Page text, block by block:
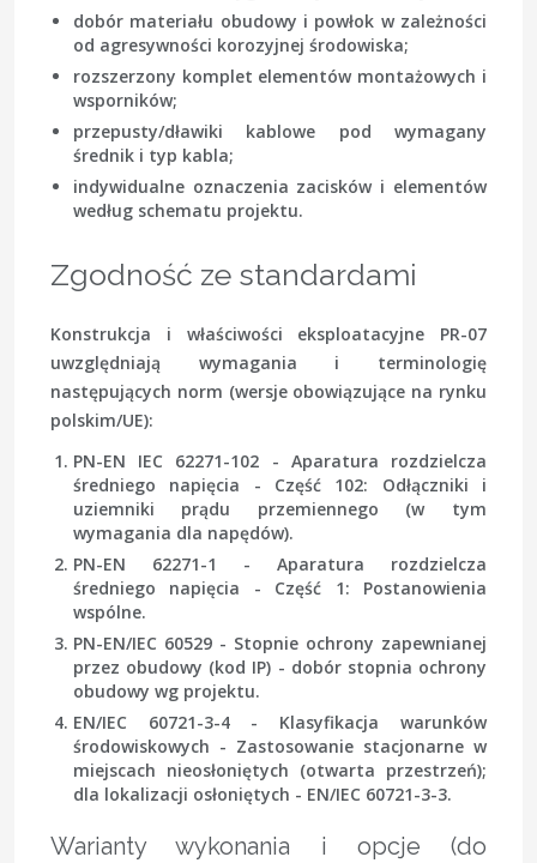
dobór materiału obudowy i powłok w zależności
od agresywności korozyjnej środowiska;
rozszerzony komplet elementów montażowych i
wsporników;
przepusty/dławiki kablowe pod wymagany
średnik i typ kabla;
indywidualne oznaczenia zacisków i elementów
według schematu projektu.
Zgodność ze standardami
Konstrukcja i właściwości eksploatacyjne PR-07
uwzględniają wymagania i terminologię
następujących norm (wersje obowiązujące na rynku
polskim/UE):
PN-EN IEC 62271-102 - Aparatura rozdzielcza
średniego napięcia - Część 102: Odłączniki i
uziemniki prądu przemiennego (w tym
wymagania dla napędów).
PN-EN 62271-1 - Aparatura rozdzielcza
średniego napięcia - Część 1: Postanowienia
wspólne.
PN-EN/IEC 60529 - Stopnie ochrony zapewnianej
przez obudowy (kod IP) - dobór stopnia ochrony
obudowy wg projektu.
EN/IEC 60721-3-4 - Klasyfikacja warunków
środowiskowych - Zastosowanie stacjonarne w
miejscach nieosłoniętych (otwarta przestrzeń);
dla lokalizacji osłoniętych - EN/IEC 60721-3-3.
Warianty wykonania i opcje (do